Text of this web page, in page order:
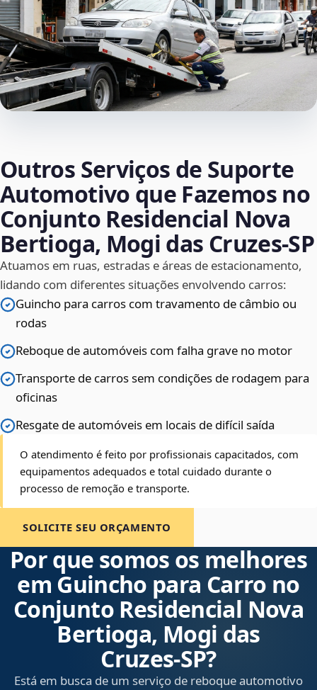
Outros Serviços de Suporte
Automotivo que Fazemos no
Conjunto Residencial Nova
Bertioga, Mogi das Cruzes‑SP
Atuamos em ruas, estradas e áreas de estacionamento,
lidando com diferentes situações envolvendo carros:
Guincho para carros com travamento de câmbio ou
rodas
Reboque de automóveis com falha grave no motor
Transporte de carros sem condições de rodagem para
oficinas
Resgate de automóveis em locais de difícil saída
O atendimento é feito por profissionais capacitados, com
equipamentos adequados e total cuidado durante o
processo de remoção e transporte.
SOLICITE SEU ORÇAMENTO
Por que somos os melhores
em Guincho para Carro no
Conjunto Residencial Nova
Bertioga, Mogi das
Cruzes‑SP?
Está em busca de um serviço de reboque automotivo